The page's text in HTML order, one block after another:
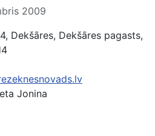
2009
Dekšāres, Dekšāres pagasts,
Jonina